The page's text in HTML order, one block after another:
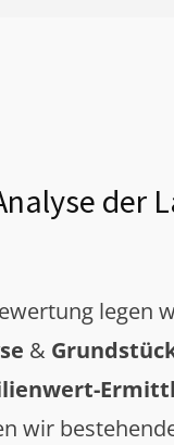
der
legen
&
wir